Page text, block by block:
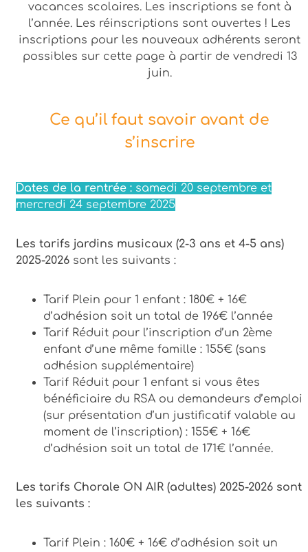
vacances scolaires. Les inscriptions se font à
l’année. Les réinscriptions sont ouvertes ! Les
inscriptions pour les nouveaux adhérents seront
possibles sur cette page à partir de vendredi 13
juin.
Ce qu’il faut savoir avant de
s’inscrire
Dates de la rentrée :samedi 20 septembre et
mercredi 24 septembre 2025
Les tarifs jardins musicaux (2-3 ans et 4-5 ans)
2025-2026sont les suivants :
Tarif Plein pour 1 enfant : 180€ + 16€
d’adhésion soit un total de 196€ l’année
Tarif Réduit pour l’inscription d’un 2ème
enfant d’une même famille : 155€ (sans
adhésion supplémentaire)
Tarif Réduit pour 1 enfant si vous êtes
bénéficiaire du RSA ou demandeurs d’emploi
(sur présentation d’un justificatif valable au
moment de l’inscription) : 155€ + 16€
d’adhésion soit un total de 171€ l’année.
Les tarifs Chorale ON AIR (adultes) 2025-2026 sont
les suivants :
Tarif Plein : 160€ + 16€ d’adhésion soit un